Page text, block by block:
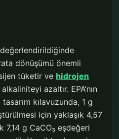
dönüşümü önemli
tüketir ve hidrojen
azaltır. EPA’nın
kılavuzunda, 1 g
için yaklaşık 4,57
7,14 g CaCO₃ eşdeğeri